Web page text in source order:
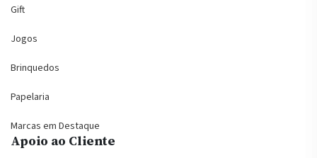
Gift
Jogos
Brinquedos
Papelaria
Marcas em Destaque
Apoio ao Cliente